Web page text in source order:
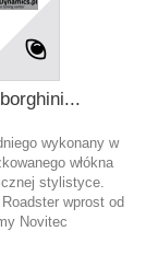
wykonany w
włókna
stylistyce.
wprost od
Novitec